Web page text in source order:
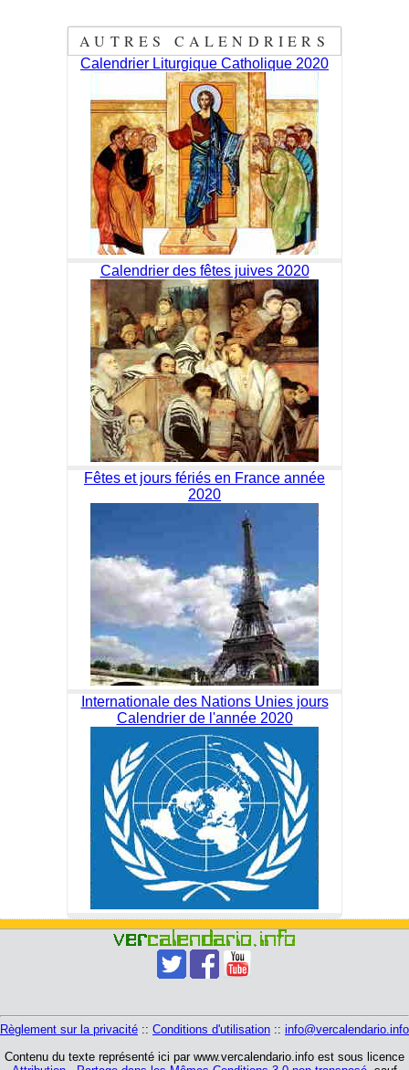
AUTRES CALENDRIERS
Calendrier Liturgique Catholique 2020
Calendrier des fêtes juives 2020
Fêtes et jours fériés en France année
2020
Internationale des Nations Unies jours
Calendrier de l'année 2020
Règlement sur la privacité :: Conditions d'utilisation :: info@vercalendario.info
Contenu du texte représenté ici par www.vercalendario.info est sous licence